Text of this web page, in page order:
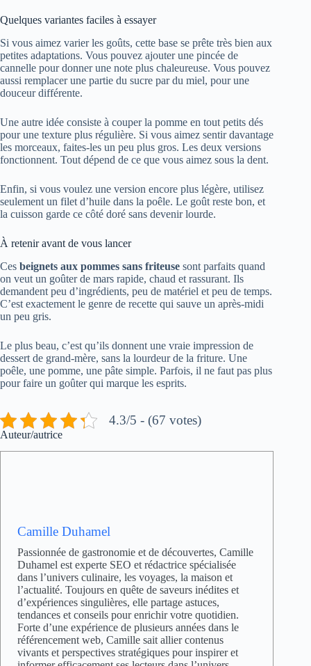
Quelques variantes faciles à essayer
Si vous aimez varier les goûts, cette base se prête très bien aux
petites adaptations. Vous pouvez ajouter une pincée de
cannelle pour donner une note plus chaleureuse. Vous pouvez
aussi remplacer une partie du sucre par du miel, pour une
douceur différente.
Une autre idée consiste à couper la pomme en tout petits dés
pour une texture plus régulière. Si vous aimez sentir davantage
les morceaux, faites-les un peu plus gros. Les deux versions
fonctionnent. Tout dépend de ce que vous aimez sous la dent.
Enfin, si vous voulez une version encore plus légère, utilisez
seulement un filet d’huile dans la poêle. Le goût reste bon, et
la cuisson garde ce côté doré sans devenir lourde.
À retenir avant de vous lancer
Ces beignets aux pommes sans friteuse sont parfaits quand
on veut un goûter de mars rapide, chaud et rassurant. Ils
demandent peu d’ingrédients, peu de matériel et peu de temps.
C’est exactement le genre de recette qui sauve un après-midi
un peu gris.
Le plus beau, c’est qu’ils donnent une vraie impression de
dessert de grand-mère, sans la lourdeur de la friture. Une
poêle, une pomme, une pâte simple. Parfois, il ne faut pas plus
pour faire un goûter qui marque les esprits.
4.3/5 - (67 votes)
Auteur/autrice
Camille Duhamel
Passionnée de gastronomie et de découvertes, Camille
Duhamel est experte SEO et rédactrice spécialisée
dans l’univers culinaire, les voyages, la maison et
l’actualité. Toujours en quête de saveurs inédites et
d’expériences singulières, elle partage astuces,
tendances et conseils pour enrichir votre quotidien.
Forte d’une expérience de plusieurs années dans le
référencement web, Camille sait allier contenus
vivants et perspectives stratégiques pour inspirer et